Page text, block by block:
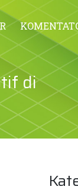
di